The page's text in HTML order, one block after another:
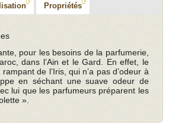
Propriétés
pour les besoins de la parfumerie,
dans l’Ain et le Gard. En effet, le
de l’Iris, qui n’a pas d’odeur à
en séchant une suave odeur de
lui que les parfumeurs préparent les
».